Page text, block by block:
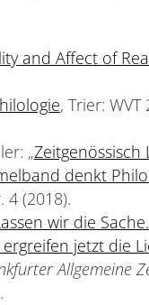
and Affect of
, Trier:
„Zeitgenössisch
denkt
4 (2018).
wir die
jetzt die
Allgemeine